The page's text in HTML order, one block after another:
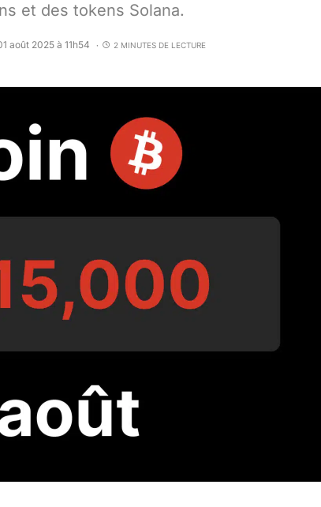
et des tokens Solana.
août 2025 à 11h54 2 MINUTES DE LECTURE